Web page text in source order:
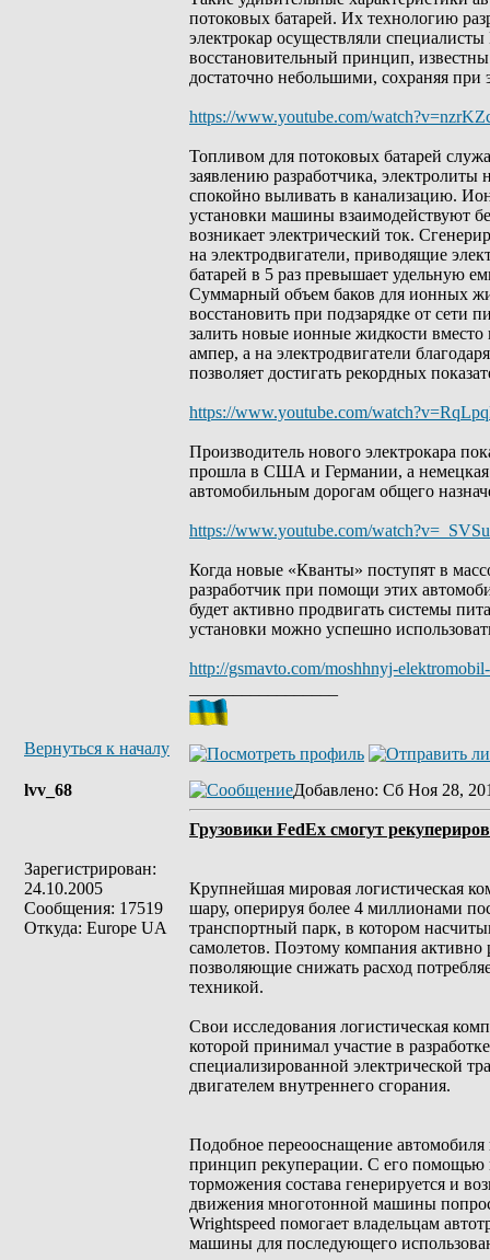
потоковых батарей. Их технологию
электрокар осуществляли
восстановительный принцип,
достаточно небольшими, сохраняя при
https://www.youtube.com/
Топливом для потоковых батарей
заявлению разработчика,
спокойно выливать в канализацию.
установки машины взаимодействуют
возникает электрический ток.
на электродвигатели, приводящие
батарей в 5 раз превышает удельную
Суммарный объем баков для ионных
восстановить при подзарядке от
залить новые ионные жидкости
ампер, а на электродвигатели
позволяет достигать рекордных
https://www.youtube.com/
Производитель нового электрокара
прошла в США и Германии, а немецкая
автомобильным дорогам общего
https://www.youtube.com/
Когда новые «Кванты» поступят в
разработчик при помощи этих
будет активно продвигать системы
установки можно успешно
http://gsmavto.com/moshhnyj-
Вернуться к началу
lvv_68
Зарегистрирован:
24.10.2005
Сообщения: 17519
Откуда: Europe UA
Добавлено: Сб Ноя 28,
Грузовики FedEx смогут
Крупнейшая мировая логистическая
шару, оперируя более 4 миллионами
транспортный парк, в котором
самолетов. Поэтому компания активно
позволяющие снижать расход
техникой.
Свои исследования логистическая
которой принимал участие в
специализированной электрической
двигателем внутреннего сгорания.
Подобное переооснащение автомобиля
принцип рекуперации. С его помощью
торможения состава генерируется и
движения многотонной машины
Wrightspeed помогает владельцам
машины для последующего